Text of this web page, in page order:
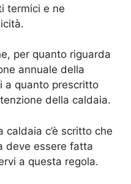
termici e ne
per quanto riguarda
annuale della
a quanto prescritto
della caldaia.
c’è scritto che
deve essere fatta
a questa regola.